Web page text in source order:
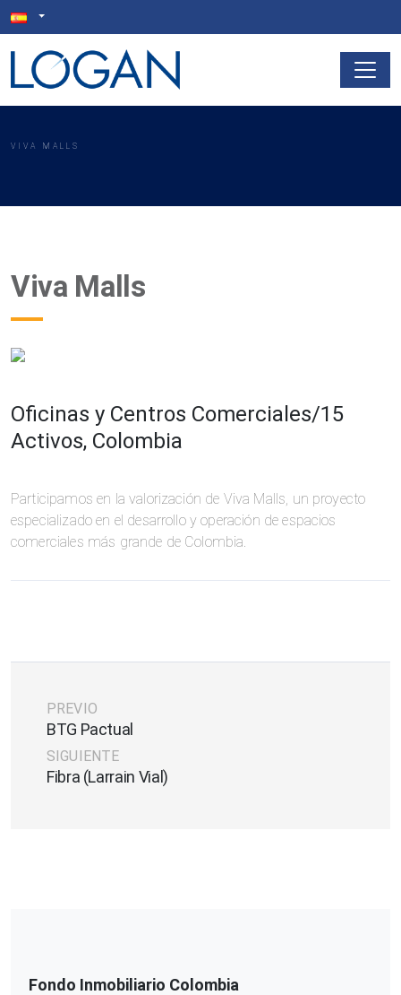
VIVA MALLS
Viva Malls
Oficinas y Centros Comerciales/15
Activos, Colombia
Participamos en la valorización de Viva Malls, un proyecto
especializado en el desarrollo y operación de espacios
comerciales más grande de Colombia.
PREVIO
BTG Pactual
SIGUIENTE
Fibra (Larrain Vial)
Fondo Inmobiliario Colombia